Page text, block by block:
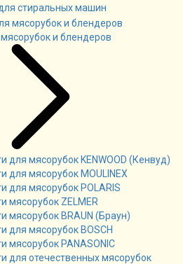
стиральных машин
и блендеров
для мясорубок KENWOOD (Кенвуд)
для мясорубок MOULINEX
для мясорубок POLARIS
мясорубок ZELMER
мясорубок BRAUN (Браун)
для мясорубок BOSCH
мясорубок PANASONIC
для отечественных мясорубок